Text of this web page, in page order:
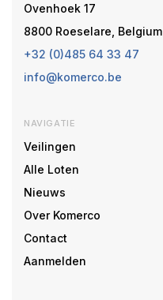
Ovenhoek 17
8800 Roeselare, Belgium
+32 (0)485 64 33 47
info@komerco.be
NAVIGATIE
Veilingen
Alle Loten
Nieuws
Over Komerco
Contact
Aanmelden